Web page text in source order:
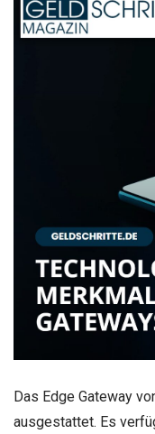
Das Edge Gateway
ausgestattet. Es